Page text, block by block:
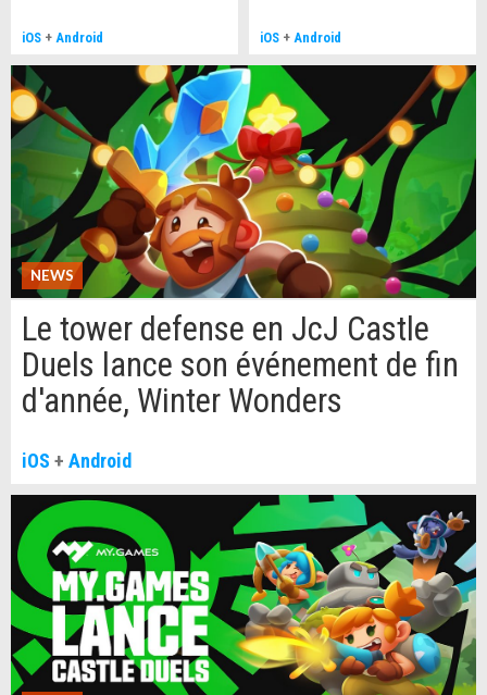
iOS + Android iOS + Android
NEWS
Le tower defense en JcJ Castle
Duels lance son événement de fin
d'année, Winter Wonders
iOS + Android